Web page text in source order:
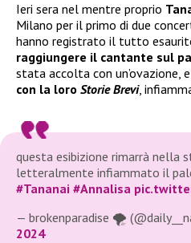
Ieri sera nel mentre proprio
Milano per il primo di due
hanno registrato il tutto
raggiungere il cantante sul
stata accolta con un’ovazione,
con la loro Storie Brevi,
questa esibizione rimarrà nella
letteralmente infiammato il
#Tananai #Annalisa
— brokenparadise 🌪️
2024